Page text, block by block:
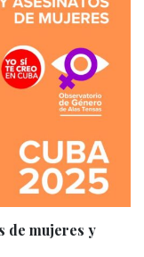
de mujeres y